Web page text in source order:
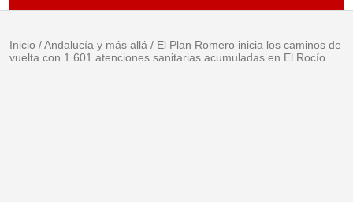
Inicio /Andalucía y más allá / El Plan Romero inicia los caminos de
vuelta con 1.601 atenciones sanitarias acumuladas en El Rocío